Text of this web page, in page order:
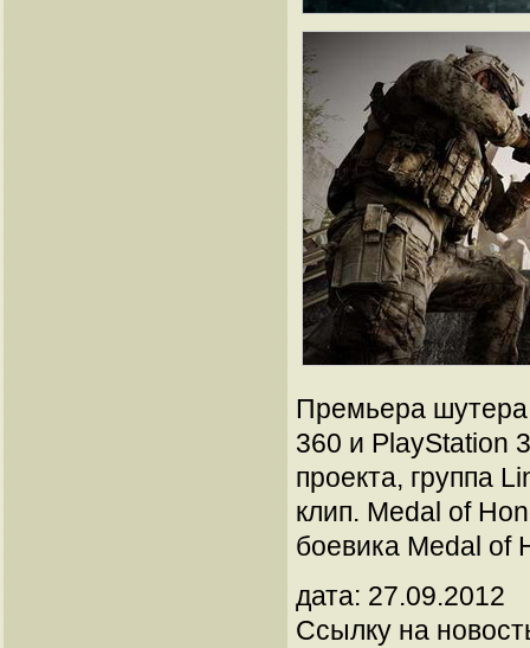
Премьера шутера
360 и PlayStation
проекта, группа
клип. Medal of
боевика Medal of
дата: 27.09.2012
Ссылку на